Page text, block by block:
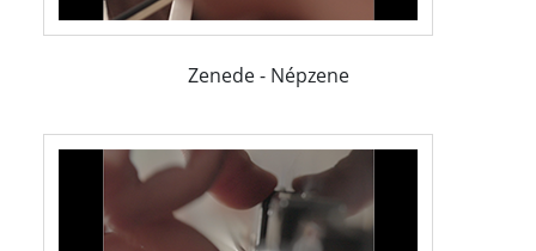
Zenede - Népzene